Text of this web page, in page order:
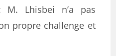
Lhisbei n’a pas
propre challenge et